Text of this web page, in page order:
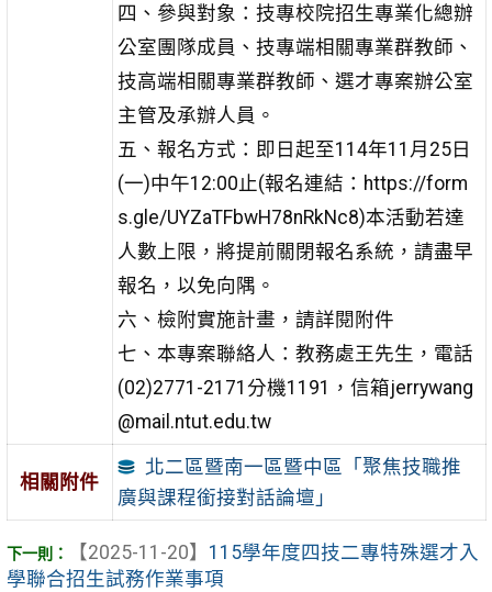
四、參與對象：技專校院招生專業化總辦
公室團隊成員、技專端相關專業群教師、
技高端相關專業群教師、選才專案辦公室
主管及承辦人員。
五、報名方式：即日起至114年11月25日
(一)中午12:00止(報名連結：https://form
s.gle/UYZaTFbwH78nRkNc8)本活動若達
人數上限，將提前關閉報名系統，請盡早
報名，以免向隅。
六、檢附實施計畫，請詳閱附件
七、本專案聯絡人：教務處王先生，電話
(02)2771-2171分機1191，信箱jerrywang
@mail.ntut.edu.tw
相關附件
北二區暨南一區暨中區「聚焦技職推
廣與課程銜接對話論壇」
【2025-11-20】 115學年度四技二專特殊選才入
學聯合招生試務作業事項